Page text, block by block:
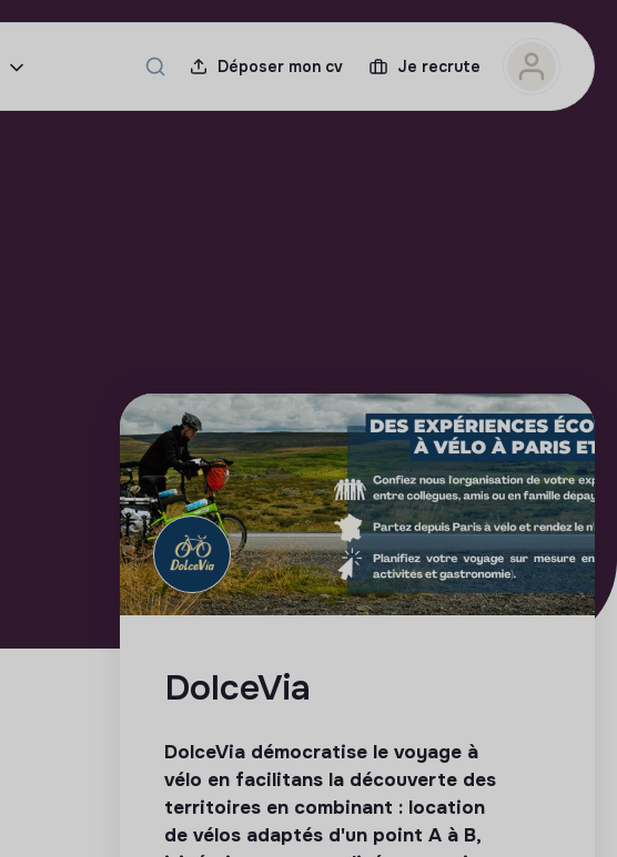
Déposer mon cv Je recrute
DolceVia
DolceVia démocratise le voyage à
vélo en facilitans la découverte des
territoires en combinant : location
de vélos adaptés d'un point A à B,